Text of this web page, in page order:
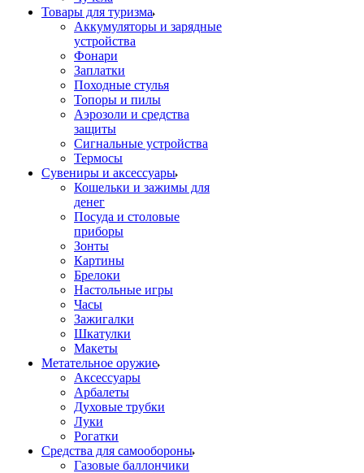
Товары для туризма
Аккумуляторы и зарядные
устройства
Фонари
Заплатки
Походные стулья
Топоры и пилы
Аэрозоли и средства
защиты
Сигнальные устройства
Термосы
Сувениры и аксессуары
Кошельки и зажимы для
денег
Посуда и столовые
приборы
Зонты
Картины
Брелоки
Настольные игры
Часы
Зажигалки
Шкатулки
Макеты
Метательное оружие
Аксессуары
Арбалеты
Духовые трубки
Луки
Рогатки
Средства для самообороны
Газовые баллончики